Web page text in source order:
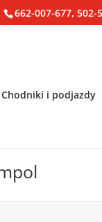
662-007-677, 502-
Chodniki i podjazdy